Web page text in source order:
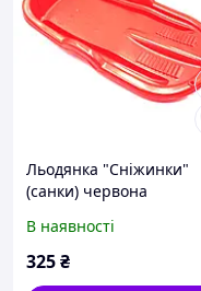
Льодянка "Сніжинки"
(санки) червона
В наявності
325₴